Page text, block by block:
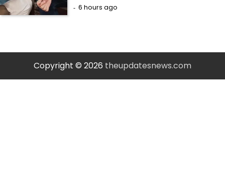
6 hours ago
Copyright © 2026 theupdatesnews.com